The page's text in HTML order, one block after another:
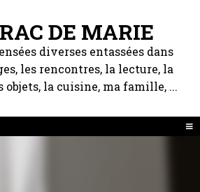
DE MARIE
diverses entassées dans
les rencontres, la lecture, la
objets, la cuisine, ma famille, ...